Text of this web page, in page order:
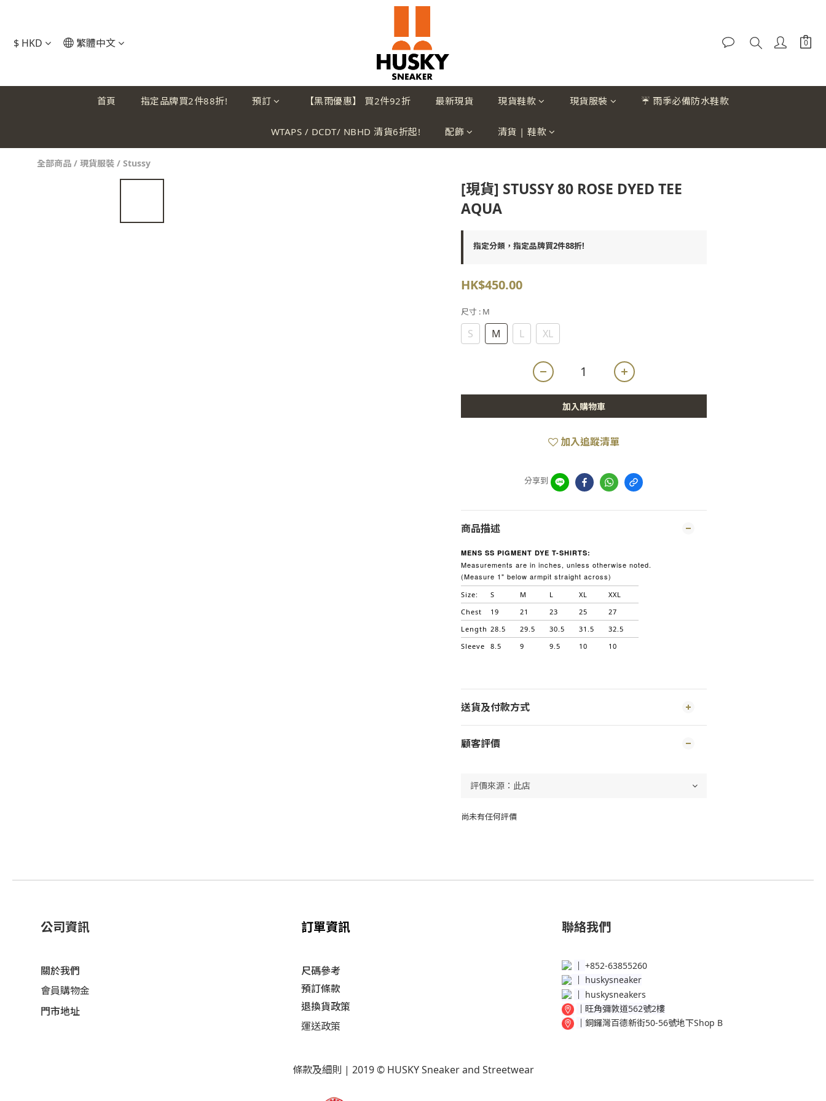
$ HKD 繁體中文
首頁 指定品牌買2件88折! 預訂 【黑雨優惠】 買2件92折 最新現貨 現貨鞋款 現貨服裝 ☔ 雨季必備防水鞋款
WTAPS / DCDT/ NBHD 清貨6折起! 配飾 清貨 | 鞋款
全部商品 / 現貨服裝 / Stussy
[現貨] STUSSY 80 ROSE DYED TEE
AQUA
指定分類，指定品牌買2件88折!
HK$450.00
尺寸 : M
S M L XL
加入購物車
加入追蹤清單
分享到
商品描述
MENS SS PIGMENT DYE T-SHIRTS:
Measurements are in inches, unless otherwise noted.
(Measure 1" below armpit straight across)
Size: S M L XL
XXL
Chest
19 21 23 25
27
Length 28.5 29.5 30.5 31.5
32.5
Sleeve
8.5 9 9.5 10 10
送貨及付款方式
顧客評價
尚未有任何評價
公司資訊 訂單資訊 聯絡我們
關於我們
會員購物金
門市地址
尺碼參考
預訂條款
退換貨政策​
運送政策​
+852-63855260
huskysneaker
│ huskysneakers
│ 旺角彌敦道562號2樓
銅鑼灣百德新街50-56號地下Shop B
條款及細則 | 2019 © HUSKY Sneaker and Streetwear